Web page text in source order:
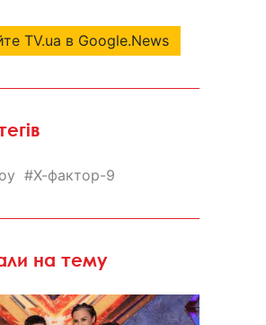
TV.ua в Google.News
Х-фактор-9
на тему